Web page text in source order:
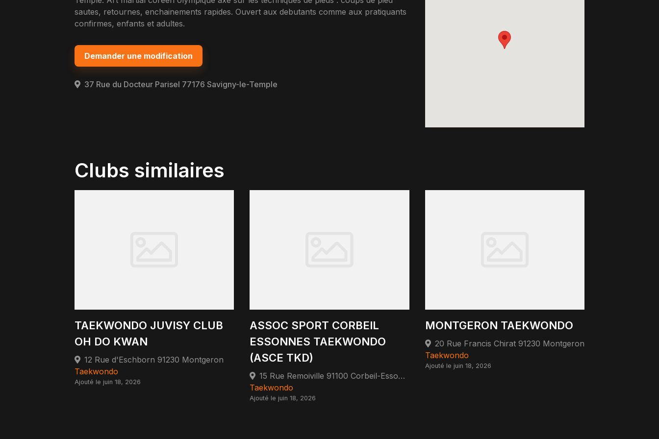
sautes, retournes, enchainements rapides. Ouvert aux debutants comme aux pratiquants
confirmes, enfants et adultes.
Demander une modification
37 Rue du Docteur Parisel 77176 Savigny-le-Temple
Clubs similaires
TAEKWONDO JUVISY CLUB
OH DO KWAN
12 Rue d'Eschborn 91230 Montgeron
Taekwondo
Ajouté le juin 18, 2026
ASSOC SPORT CORBEIL
ESSONNES TAEKWONDO
(ASCE TKD)
15 Rue Remoiville 91100 Corbeil-Essonnes
Taekwondo
Ajouté le juin 18, 2026
MONTGERON TAEKWONDO
20 Rue Francis Chirat 91230 Montgeron
Taekwondo
Ajouté le juin 18, 2026